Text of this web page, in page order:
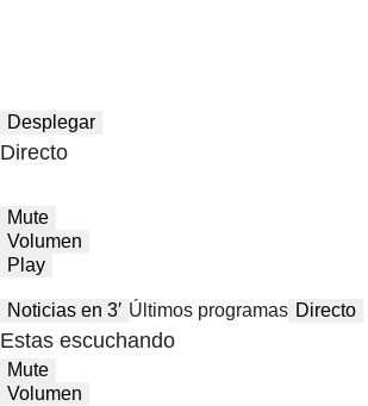
Desplegar
Directo
Mute
Volumen
Play
Noticias en 3′ Últimos programas Directo
Estas escuchando
Mute
Volumen